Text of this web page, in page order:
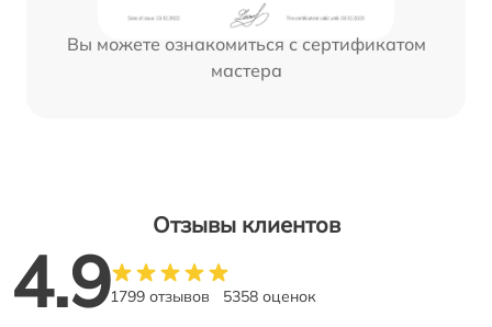
Вы можете ознакомиться с сертификатом
мастера
Отзывы клиентов
4.91799 отзывов 5358 оценок